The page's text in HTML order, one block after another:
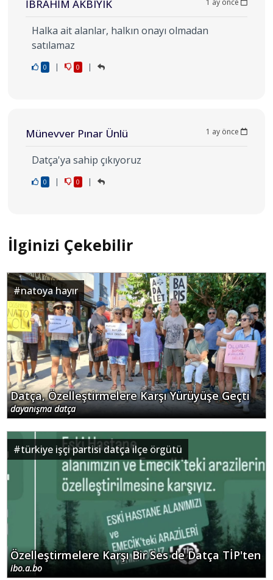
İBRAHİM AKBIYIK 1 ay önce
Halka ait alanlar, halkın onayı olmadan
satılamaz
0 | 0 |
Münevver Pınar Ünlü 1 ay önce
Datça'ya sahip çıkıyoruz
0 | 0 |
İlginizi Çekebilir
#natoya hayır
Datça, Özelleştirmelere Karşı Yürüyüşe Geçti
dayanışma datça
#türkiye işçi partisi datça ilçe örgütü
Özelleştirmelere Karşı Bir Ses de Datça TİP'ten
ibo.a.bo